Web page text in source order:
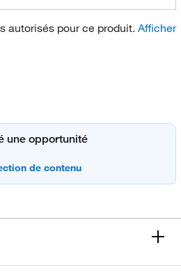
autorisés pour ce produit. Afficher
une opportunité